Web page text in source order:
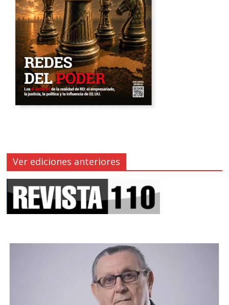
Ver ediciones anteriores